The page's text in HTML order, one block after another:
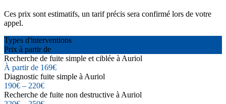
Ces prix sont estimatifs, un tarif précis sera confirmé lors de votre
appel.
Types d'interventions
Prix à partir de
Recherche de fuite simple et ciblée à Auriol
À partir de 169€
Diagnostic fuite simple à Auriol
190€ – 220€
Recherche de fuite non destructive à Auriol